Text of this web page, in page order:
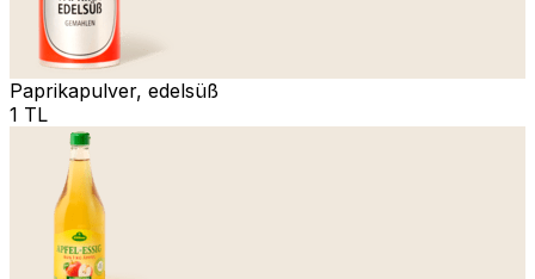
Paprikapulver, edelsüß
1 TL